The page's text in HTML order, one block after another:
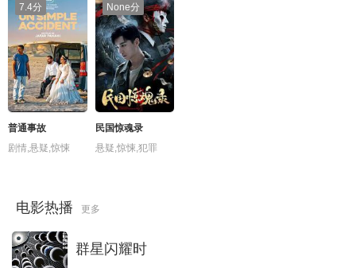
7.4分
普通事故
剧情,悬疑,惊悚
None分
民国惊魂录
悬疑,惊悚,犯罪
电影热播 更多
群星闪耀时